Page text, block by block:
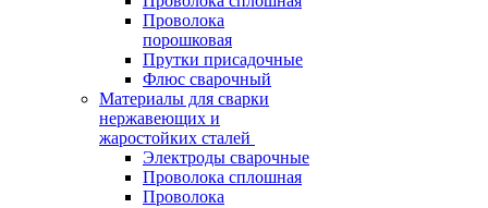
Проволока
порошковая
Прутки присадочные
Флюс сварочный
Материалы для сварки
нержавеющих и
жаростойких сталей
Электроды сварочные
Проволока сплошная
Проволока